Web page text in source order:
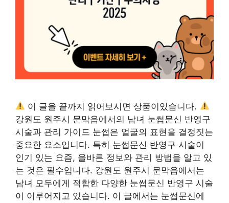
이 글을 끝까지 읽어보시면 상품이있습니다.
강원도 원주시 문막읍에서의 남녀 눈썹문신 반영구
시술과 관리 가이드 눈썹은 얼굴의 표현을 결정짓는
중요한 요소입니다. 특히 눈썹문신 반영구 시술이
인기 있는 요즘, 올바른 정보와 관리 방법을 알고 있
는 것은 필수입니다. 강원도 원주시 문막읍에서는
남녀 모두에게 적합한 다양한 눈썹문신 반영구 시술
이 이루어지고 있습니다. 이 글에서는 눈썹문신에